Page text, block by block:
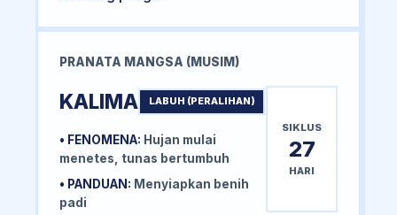
PRANATA MANGSA (MUSIM)
KALIMA LABUH (PERALIHAN)
• FENOMENA: Hujan mulai
menetes, tunas bertumbuh
• PANDUAN: Menyiapkan benih
padi
SIKLUS
27
HARI